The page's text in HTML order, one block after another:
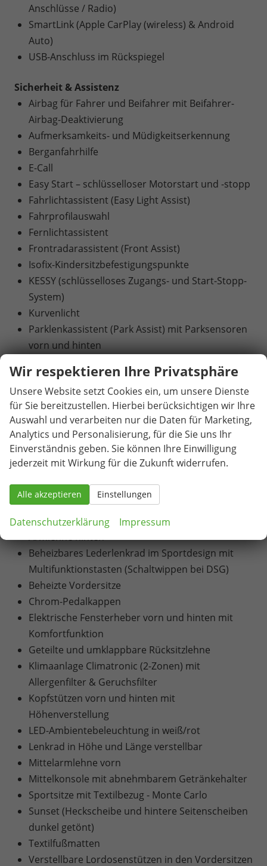
Anschlüsse / Radio)
SmartLink (Apple CarPlay (wireless) & Android
Auto)
USB-Anschluss im Rückspiegel
Sicherheit & Assistenz
Airbag für Fahrer und Beifahrer mit Beifahrer-
Airbag-Deaktivierung
Aufmerksamkeits- und Müdigkeitserkennung
Berganfahrhilfe
E-Call
Easy Start – schlüsselloser Motorstart und -stopp
Fahrlichtassistent (Easy Light Assist)
Fahrprofilauswahl
Fernlichtassistent
Frontradarassistent (Front Assist)
Isofix-Kindersitzbefestigungspunkte
KESSY (schlüsselloses Zugangs- und Start-Stopp-
System)
Kurvenlicht
Parklenkassistent (Park Assist) mit Parksensoren
vorn und hinten
Rückfahrkamera
Seitenairbags vorn
Spurhalteassistent (Lane Assist)
Start-Stopp-System
Tempomat mit Geschwindigkeitsbegrenzer
Verkehrszeichenerkennung
Zentralverriegelung mit Fernbedienung
Innen
Armlehne hinten
Beheizbares Lederlenkrad im Sportdesign mit
Multifunktionstasten (Schaltwippen bei DSG)
Beheizte Vordersitze
Chrom-Pedalkappen
Elektrische Fensterheber vorn und hinten mit
Komfortfunktion
Geteilte und umklappbare Rücksitzlehne
Klimaanlage Climatronic (2-Zonen) mit
Allergenfilter & Geruchsfilter
Kopfstützen vorn und hinten mit
Höhenverstellung
LED-Ambientebeleuchtung in weiß/rot
Lenkrad in Höhe und Länge verstellbar
Mittelarmlehne vorn
Mittelkonsole mit abnehmbarem Getränkehalter
Sportsitze mit Textilbezug - Monte Carlo
Sunset (Heckscheibe und hintere Seitenscheiben
dunkel getönt)
Textilfußmatten
Verstellbare Lordosenstützen in den Vordersitzen
Wir respektieren Ihre Privatsphäre
Unsere Website setzt Cookies ein, um unsere Dienste
für Sie bereitzustellen. Hierbei berücksichtigen wir Ihre
Auswahl und verarbeiten nur die Daten für Marketing,
Analytics und Personalisierung, für die Sie uns Ihr
Einverständnis geben. Sie können Ihre Einwilligung
jederzeit mit Wirkung für die Zukunft widerrufen.
Alle akzeptieren Einstellungen
Datenschutzerklärung Impressum